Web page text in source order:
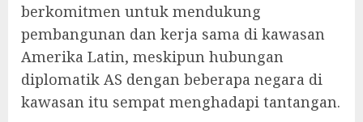
berkomitmen untuk mendukung
pembangunan dan kerja sama di kawasan
Amerika Latin, meskipun hubungan
diplomatik AS dengan beberapa negara di
kawasan itu sempat menghadapi tantangan.